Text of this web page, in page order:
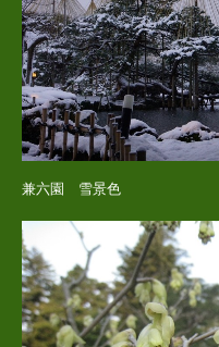
兼六園 雪景色